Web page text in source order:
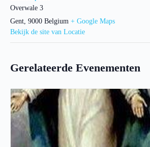
Overwale 3
Gent 9000 Belgium + Google Maps
Bekijk de site van Locatie
Gerelateerde Evenementen